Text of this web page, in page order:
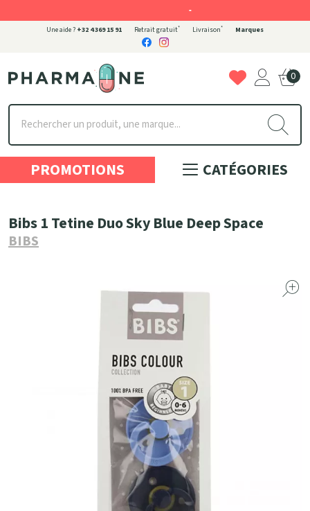
Une aide ? +32 4 369 15 91 Retrait gratuit* Livraison* Marques
Pharmaone Votre pharmacie en ligne à votre service
0
PROMOTIONS CATÉGORIES
Bibs 1 Tetine Duo Sky Blue Deep Space
BIBS